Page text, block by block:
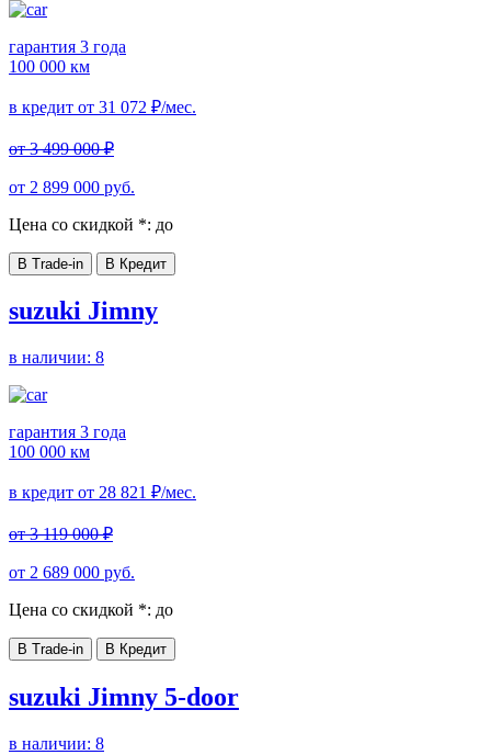
гарантия 3 года
100 000 км
в кредит от 31 072 ₽/мес.
от3 499 000₽
от 2 899 000 руб.
Цена со скидкой *: до
В Trade-in В Кредит
suzuki Jimny
в наличии: 8
гарантия 3 года
100 000 км
в кредит от 28 821 ₽/мес.
от3 119 000₽
от 2 689 000 руб.
Цена со скидкой *: до
В Trade-in В Кредит
suzuki Jimny 5-door
в наличии: 8